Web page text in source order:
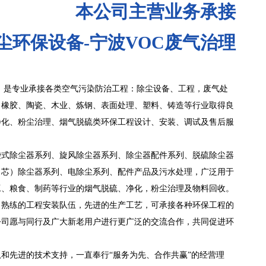
本公司主营业务承接
环保设备-宁波VOC废气治理
专业承接各类空气污染防治工程：除尘设备、工程，废气处
胶、陶瓷、木业、炼钢、表面处理、塑料、铸造等行业取得良
、粉尘治理、烟气脱硫类环保工程设计、安装、调试及售后服
除尘器系列、旋风除尘器系列、除尘器配件系列、脱硫除尘器
）除尘器系列、电除尘系列、配件产品及污水处理，广泛用于
粮食、制药等行业的烟气脱硫、净化，粉尘治理及物料回收。
练的工程安装队伍，先进的生产工艺，可承接各种环保工程的
愿与同行及广大新老用户进行更广泛的交流合作，共同促进环
先进的技术支持，一直奉行“服务为先、合作共赢”的经营理